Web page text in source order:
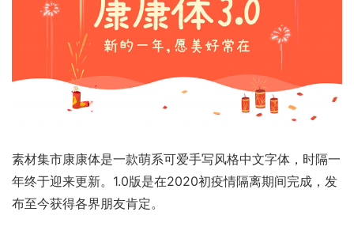
素材集市康康体是一款萌系可爱手写风格中文字体，时隔一
年终于迎来更新。1.0版是在2020初疫情隔离期间完成，发
布至今获得各界朋友肯定。